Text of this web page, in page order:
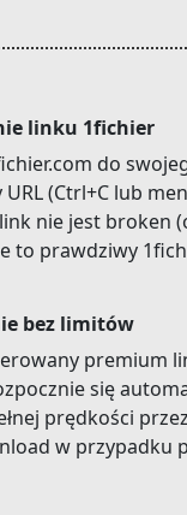
linku 1fichier
do
URL (Ctrl+C lub
nie jest broken
to prawdziwy
bez limitów
premium
się
prędkości
w przypadku